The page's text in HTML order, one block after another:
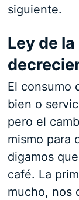
siguiente.
Ley de
El consumo
bien o
pero el
mismo para
digamos
café. La
mucho, nos